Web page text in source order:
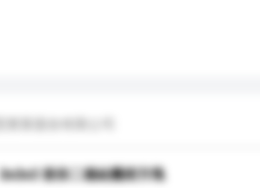
2x2x2 迷你二連結魔術方塊